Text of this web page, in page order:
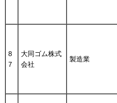
8
7
大同ゴム株式
会社
製造業